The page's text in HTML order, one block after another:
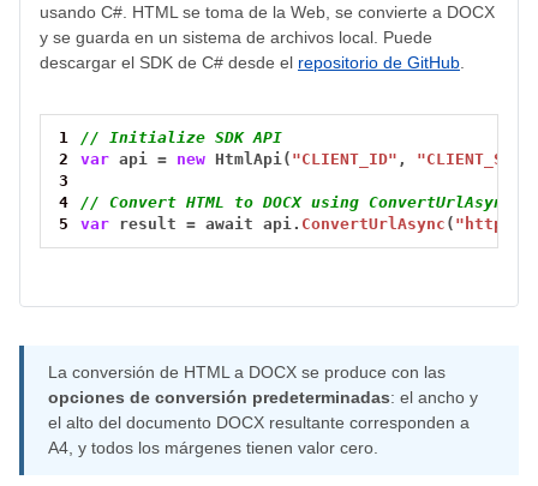
usando C#. HTML se toma de la Web, se convierte a DOCX
y se guarda en un sistema de archivos local. Puede
descargar el SDK de C# desde el repositorio de GitHub
1
// Initialize SDK API
2
var api = new HtmlApi( "CLIENT_ID" ,
3
4
// Convert HTML to DOCX using ConvertUrlAsync()
5
var result = await api. ConvertUrlAsync ( "https://
La conversión de HTML a DOCX se produce con las
opciones de conversión predeterminadas: el ancho y
el alto del documento DOCX resultante corresponden a
A4, y todos los márgenes tienen valor cero.